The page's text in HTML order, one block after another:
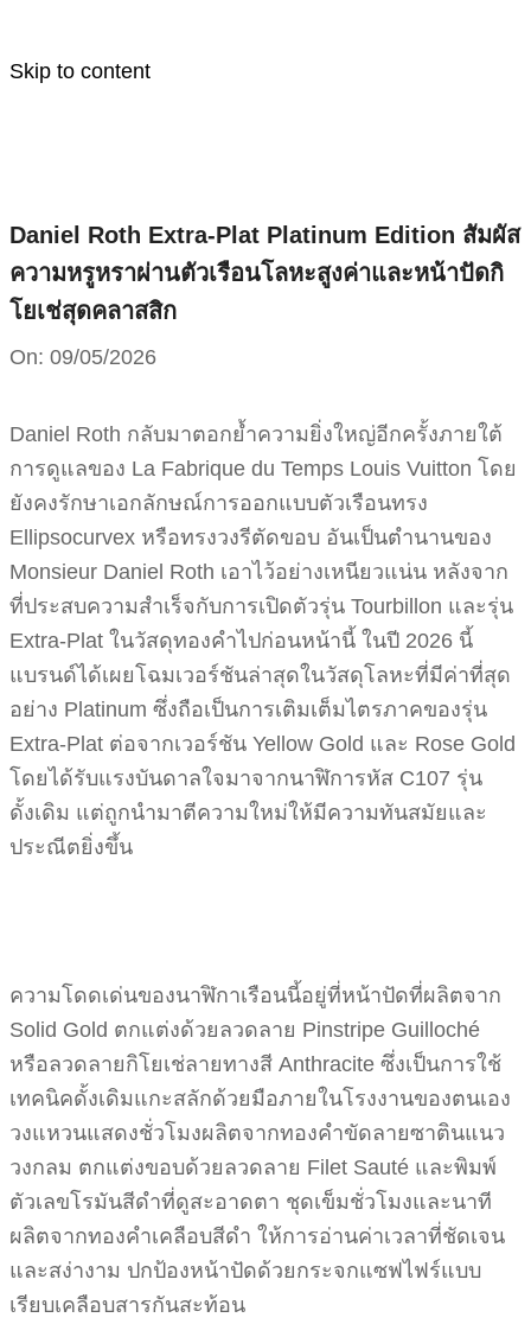
Skip to content
Daniel Roth Extra-Plat Platinum Edition สัมผัส
ความหรูหราผ่านตัวเรือนโลหะสูงค่าและหน้าปัดกิ
โยเช่สุดคลาสสิก
On: 09/05/2026
Daniel Roth กลับมาตอกย้ำความยิ่งใหญ่อีกครั้งภายใต้
การดูแลของ La Fabrique du Temps Louis Vuitton โดย
ยังคงรักษาเอกลักษณ์การออกแบบตัวเรือนทรง
Ellipsocurvex หรือทรงวงรีตัดขอบ อันเป็นตำนานของ
Monsieur Daniel Roth เอาไว้อย่างเหนียวแน่น หลังจาก
ที่ประสบความสำเร็จกับการเปิดตัวรุ่น Tourbillon และรุ่น
Extra-Plat ในวัสดุทองคำไปก่อนหน้านี้ ในปี 2026 นี้
แบรนด์ได้เผยโฉมเวอร์ชันล่าสุดในวัสดุโลหะที่มีค่าที่สุด
อย่าง Platinum ซึ่งถือเป็นการเติมเต็มไตรภาคของรุ่น
Extra-Plat ต่อจากเวอร์ชัน Yellow Gold และ Rose Gold
โดยได้รับแรงบันดาลใจมาจากนาฬิการหัส C107 รุ่น
ดั้งเดิม แต่ถูกนำมาตีความใหม่ให้มีความทันสมัยและ
ประณีตยิ่งขึ้น
ความโดดเด่นของนาฬิกาเรือนนี้อยู่ที่หน้าปัดที่ผลิตจาก
Solid Gold ตกแต่งด้วยลวดลาย Pinstripe Guilloché
หรือลวดลายกิโยเช่ลายทางสี Anthracite ซึ่งเป็นการใช้
เทคนิคดั้งเดิมแกะสลักด้วยมือภายในโรงงานของตนเอง
วงแหวนแสดงชั่วโมงผลิตจากทองคำขัดลายซาตินแนว
วงกลม ตกแต่งขอบด้วยลวดลาย Filet Sauté และพิมพ์
ตัวเลขโรมันสีดำที่ดูสะอาดตา ชุดเข็มชั่วโมงและนาที
ผลิตจากทองคำเคลือบสีดำ ให้การอ่านค่าเวลาที่ชัดเจน
และสง่างาม ปกป้องหน้าปัดด้วยกระจกแซฟไฟร์แบบ
เรียบเคลือบสารกันสะท้อน